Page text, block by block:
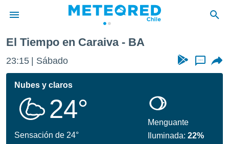
de
por
se
calidad.
a este
las
El Tiempo en Caraiva - BA
23:15 Sábado ...
Nubes y claros
24°
Sensación de 24°
Menguante
Iluminada:22%